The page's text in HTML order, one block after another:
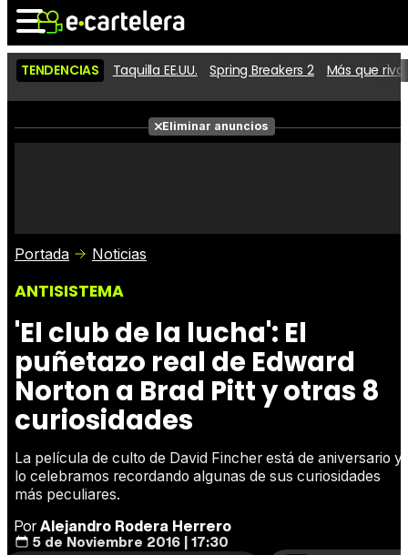
Noticias Cartelera
Películas
Críticas
TENDENCIAS Taquilla EE.UU. Spring Breakers 2 Más que
Eliminar anuncios
Portada Noticias
ANTISISTEMA
'El club de la lucha': El
puñetazo real de Edward
Norton a Brad Pitt y otras 8
curiosidades
La película de culto de David Fincher está de aniversario y
lo celebramos recordando algunas de sus curiosidades
más peculiares.
PorAlejandro Rodera Herrero
5 de Noviembre 2016 | 17:30